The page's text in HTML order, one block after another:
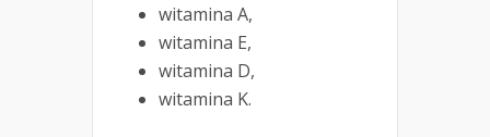
witamina A,
witamina E,
witamina D,
witamina K.